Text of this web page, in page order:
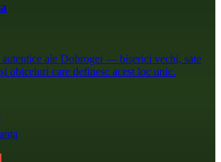
autentice ale Dobrogei — biserici vechi, sate
obiceiuri care definesc acest loc unic.